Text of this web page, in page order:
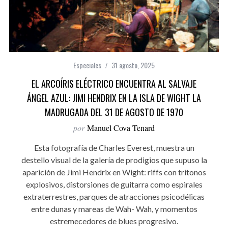
Especiales 31 agosto, 2025
EL ARCOÍRIS ELÉCTRICO ENCUENTRA AL SALVAJE
ÁNGEL AZUL: JIMI HENDRIX EN LA ISLA DE WIGHT LA
MADRUGADA DEL 31 DE AGOSTO DE 1970
por Manuel Cova Tenard
Esta fotografía de Charles Everest, muestra un
destello visual de la galería de prodigios que supuso la
aparición de Jimi Hendrix en Wight: riffs con tritonos
explosivos, distorsiones de guitarra como espirales
extraterrestres, parques de atracciones psicodélicas
entre dunas y mareas de Wah- Wah, y momentos
estremecedores de blues progresivo.